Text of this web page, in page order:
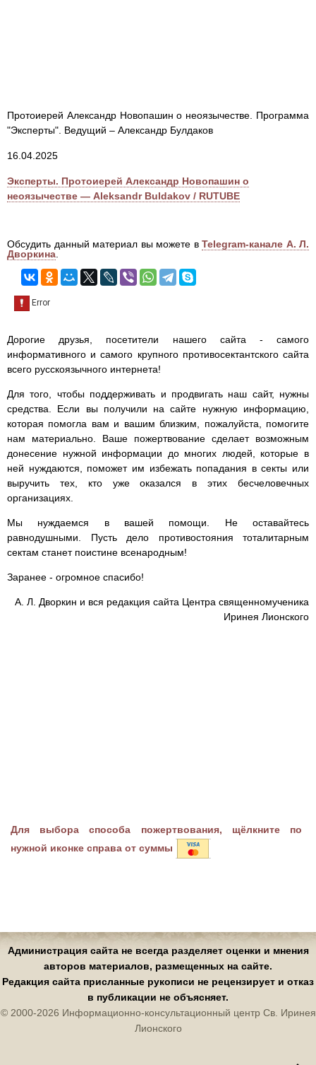
Протоиерей Александр Новопашин о неоязычестве. Программа
"Эксперты". Ведущий – Александр Булдаков
16.04.2025
Эксперты. Протоиерей Александр Новопашин о
неоязычестве — Aleksandr Buldakov / RUTUBE
Обсудить данный материал вы можете в Telegram-канале А. Л.
Дворкина
Дорогие друзья, посетители нашего сайта - самого
информативного и самого крупного противосектантского сайта
всего русскоязычного интернета!
Для того, чтобы поддерживать и продвигать наш сайт, нужны
средства. Если вы получили на сайте нужную информацию,
которая помогла вам и вашим близким, пожалуйста, помогите
нам материально. Ваше пожертвование сделает возможным
донесение нужной информации до многих людей, которые в
ней нуждаются, поможет им избежать попадания в секты или
выручить тех, кто уже оказался в этих бесчеловечных
организациях.
Мы нуждаемся в вашей помощи. Не оставайтесь
равнодушными. Пусть дело противостояния тоталитарным
сектам станет поистине всенародным!
Заранее - огромное спасибо!
А. Л. Дворкин и вся редакция сайта Центра священномученика
Иринея Лионского
Для выбора способа пожертвования, щёлкните по
нужной иконке справа от суммы
Администрация сайта не всегда разделяет оценки и мнения
авторов материалов, размещенных на сайте.
Редакция сайта присланные рукописи не рецензирует и отказ
в публикации не объясняет.
© 2000-2026 Информационно-консультационный центр Св. Иринея
Лионского